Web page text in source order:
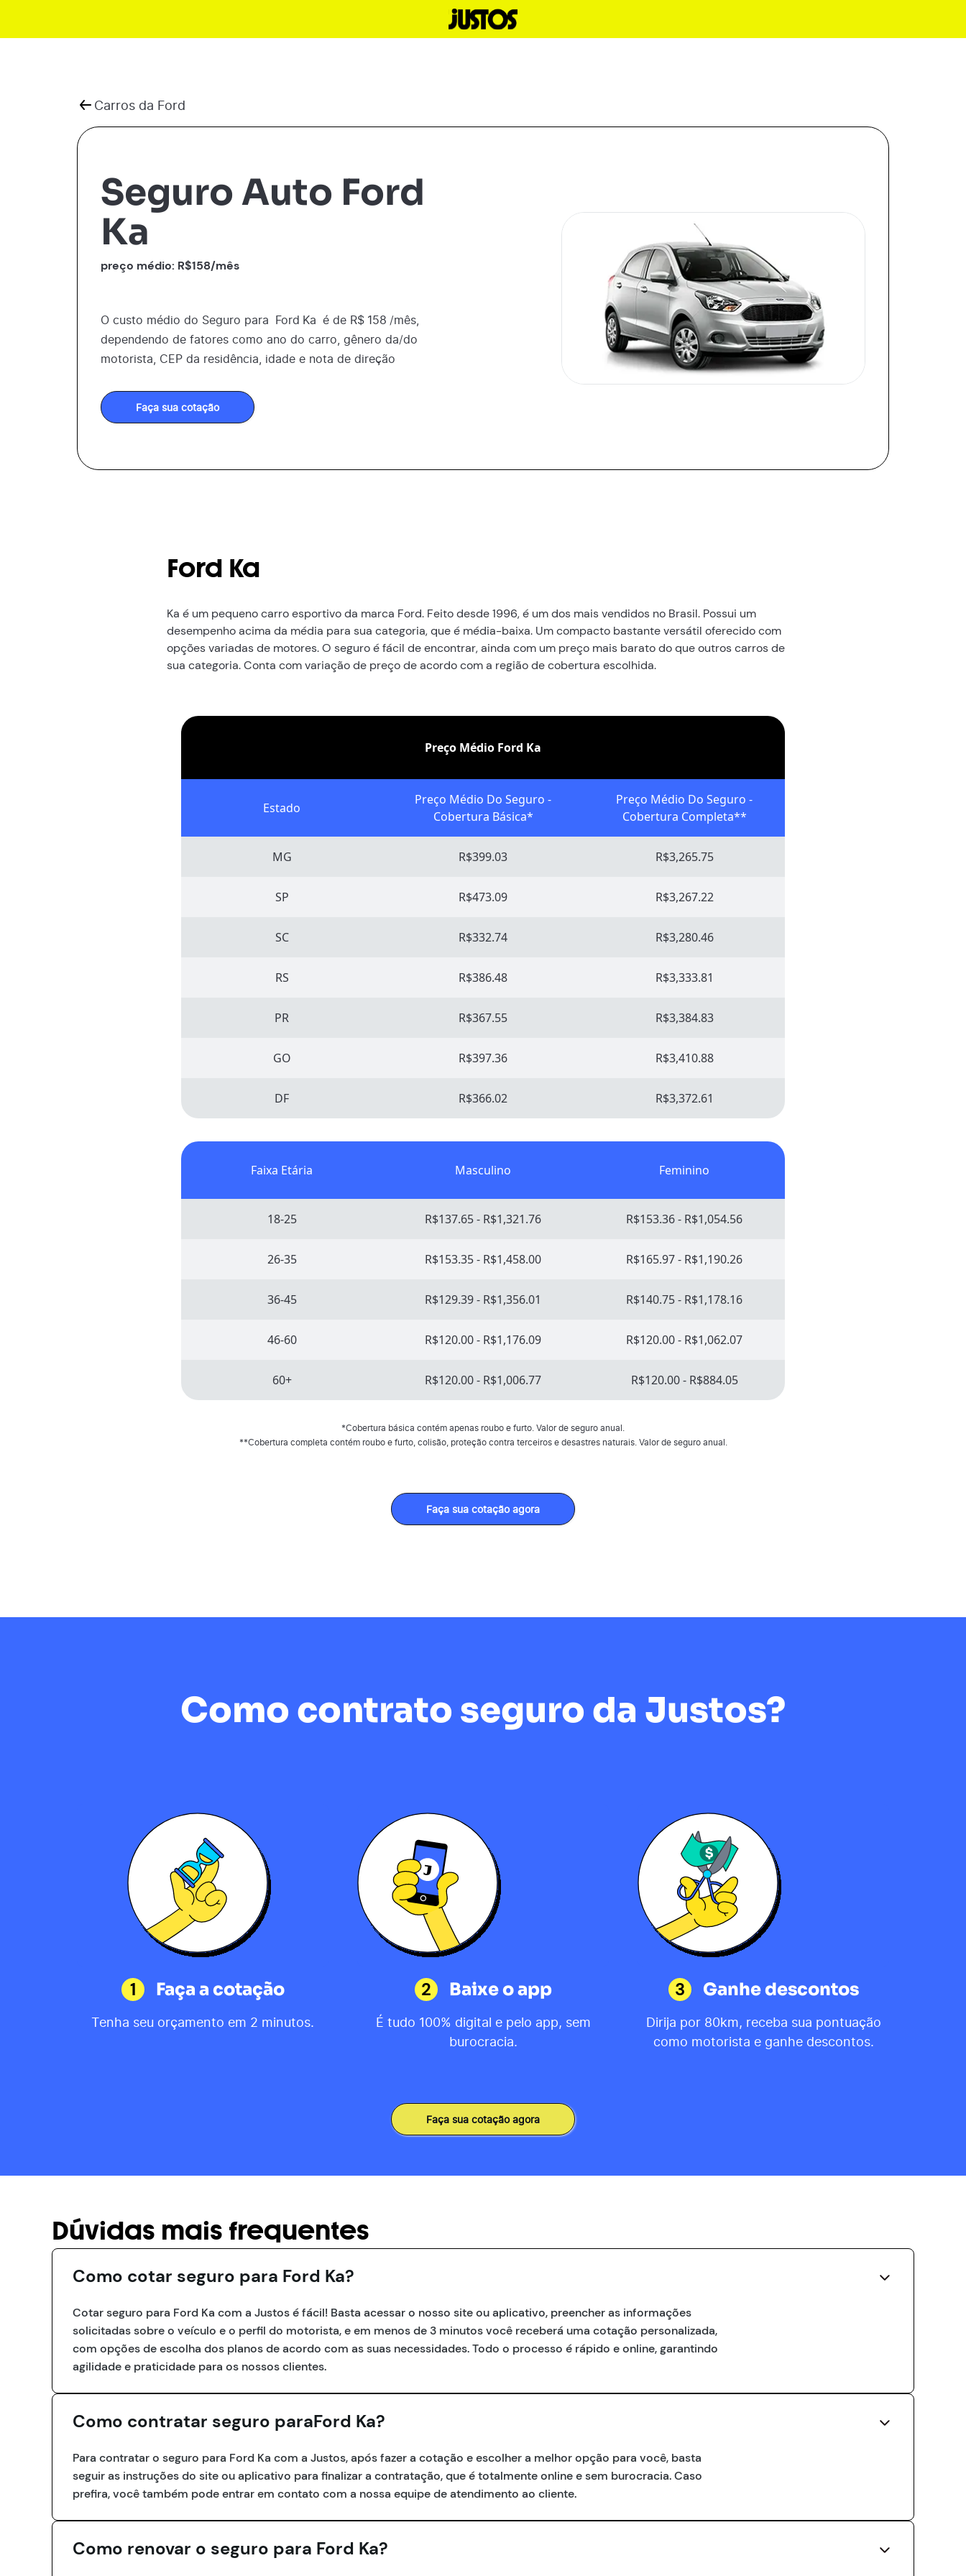
Carros da Ford
Seguro Auto Ford
Ka
preço médio: R$158/mês
O custo médio do Seguro para Ford Ka é de R$ 158 /mês,
dependendo de fatores como ano do carro, gênero da/do
motorista, CEP da residência, idade e nota de direção
Faça sua cotação
Ford Ka
Ka é um pequeno carro esportivo da marca Ford. Feito desde 1996, é um dos mais vendidos no Brasil. Possui um
desempenho acima da média para sua categoria, que é média-baixa. Um compacto bastante versátil oferecido com
opções variadas de motores. O seguro é fácil de encontrar, ainda com um preço mais barato do que outros carros de
sua categoria. Conta com variação de preço de acordo com a região de cobertura escolhida.
Preço Médio Ford Ka
Estado
Preço Médio Do Seguro -
Cobertura Básica*
Preço Médio Do Seguro -
Cobertura Completa**
MG R$399.03 R$3,265.75
SP R$473.09 R$3,267.22
SC R$332.74 R$3,280.46
RS R$386.48 R$3,333.81
PR R$367.55 R$3,384.83
GO R$397.36 R$3,410.88
DF R$366.02 R$3,372.61
Faixa Etária Masculino Feminino
18-25 R$137.65 - R$1,321.76 R$153.36 - R$1,054.56
26-35 R$153.35 - R$1,458.00 R$165.97 - R$1,190.26
36-45 R$129.39 - R$1,356.01 R$140.75 - R$1,178.16
46-60 R$120.00 - R$1,176.09 R$120.00 - R$1,062.07
60+ R$120.00 - R$1,006.77 R$120.00 - R$884.05
*Cobertura básica contém apenas roubo e furto. Valor de seguro anual.
**Cobertura completa contém roubo e furto, colisão, proteção contra terceiros e desastres naturais. Valor de seguro anual.
Faça sua cotação agora
Como contrato seguro da Justos?
1 Faça a cotação
Tenha seu orçamento em 2 minutos.
2 Baixe o app
É tudo 100% digital e pelo app, sem
burocracia.
3 Ganhe descontos
Dirija por 80km, receba sua pontuação
como motorista e ganhe descontos.
Faça sua cotação agora
Dúvidas mais frequentes
Como cotar seguro para Ford Ka?
Cotar seguro para Ford Ka com a Justos é fácil! Basta acessar o nosso site ou aplicativo, preencher as informações
solicitadas sobre o veículo e o perfil do motorista, e em menos de 3 minutos você receberá uma cotação personalizada,
com opções de escolha dos planos de acordo com as suas necessidades. Todo o processo é rápido e online, garantindo
agilidade e praticidade para os nossos clientes.
Como contratar seguro paraFord Ka?
Para contratar o seguro para Ford Ka com a Justos, após fazer a cotação e escolher a melhor opção para você, basta
seguir as instruções do site ou aplicativo para finalizar a contratação, que é totalmente online e sem burocracia. Caso
prefira, você também pode entrar em contato com a nossa equipe de atendimento ao cliente.
Como renovar o seguro para Ford Ka?